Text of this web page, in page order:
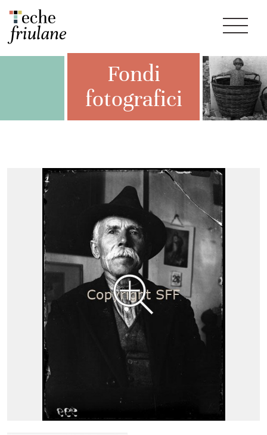
Fondi
fotografici